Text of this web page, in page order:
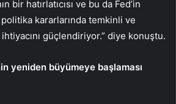
bir hatırlatıcısı ve bu da Fed’in
kararlarında temkinli ve
güçlendiriyor.” diye konuştu.
yeniden büyümeye başlaması